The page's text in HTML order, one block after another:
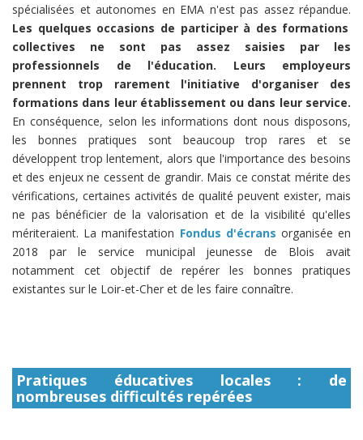
spécialisées et autonomes en EMA n'est pas assez répandue.
Les quelques occasions de participer à des formations
collectives ne sont pas assez saisies par les
professionnels de l'éducation. Leurs employeurs
prennent trop rarement l'initiative d'organiser des
formations dans leur établissement ou dans leur service.
En conséquence, selon les informations dont nous disposons,
les bonnes pratiques sont beaucoup trop rares et se
développent trop lentement, alors que l'importance des besoins
et des enjeux ne cessent de grandir. Mais ce constat mérite des
vérifications, certaines activités de qualité peuvent exister, mais
ne pas bénéficier de la valorisation et de la visibilité qu'elles
mériteraient. La manifestation Fondus d'écrans organisée en
2018 par le service municipal jeunesse de Blois avait
notamment cet objectif de repérer les bonnes pratiques
existantes sur le Loir-et-Cher et de les faire connaître.
Pratiques éducatives locales : de
nombreuses difficultés repérées